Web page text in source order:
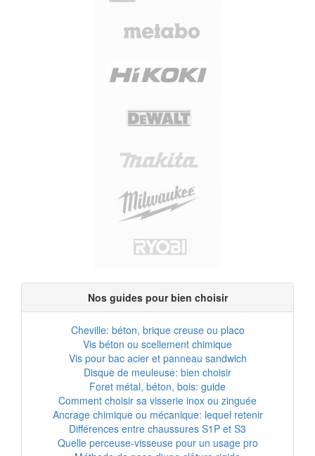
Nos guides pour bien choisir
Cheville: béton, brique creuse ou placo
Vis béton ou scellement chimique
Vis pour bac acier et panneau sandwich
Disque de meuleuse: bien choisir
Foret métal, béton, bois: guide
Comment choisir sa visserie inox ou zinguée
Ancrage chimique ou mécanique: lequel retenir
Différences entre chaussures S1P et S3
Quelle perceuse-visseuse pour un usage pro